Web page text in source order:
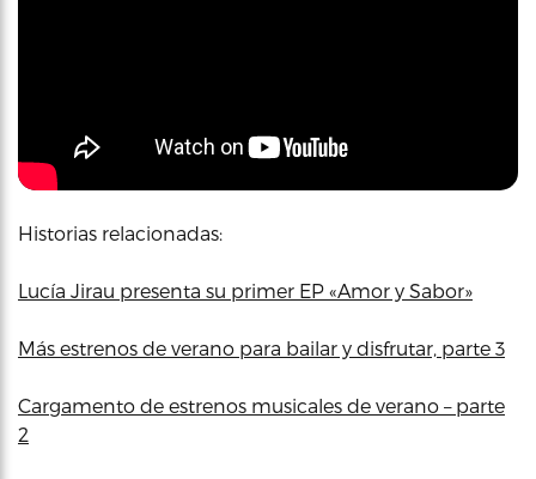
Historias relacionadas:
Lucía Jirau presenta su primer EP «Amor y Sabor»
Más estrenos de verano para bailar y disfrutar, parte 3
Cargamento de estrenos musicales de verano – parte
2